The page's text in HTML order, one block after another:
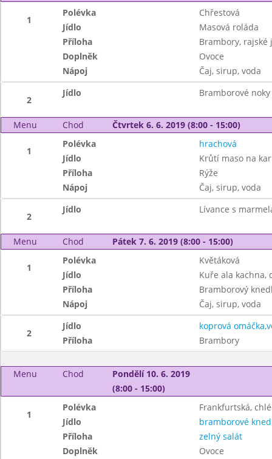
1
Polévka
Chřestová
Jídlo
Masová roláda
Příloha
Brambory, rajské
Doplněk
Ovoce
Nápoj
Čaj, sirup, voda
2
Jídlo Bramborové
Menu Chod Čtvrtek 6. 6. 2019 (8:00 - 15:00)
1
Polévka
hrachová
Jídlo
Krůtí maso na
Příloha
Rýže
Nápoj
Čaj, sirup, voda
2
Jídlo Lívance s
Menu Chod Pátek 7. 6. 2019 (8:00 - 15:00)
1
Polévka
Květáková
Jídlo
Kuře ala kachna,
Příloha
Bramborový
Nápoj
Čaj, sirup, voda
2
Jídlo
koprová
Příloha
Brambory
Menu Chod
Pondělí 10. 6. 2019
(8:00 - 15:00)
1
Polévka
Frankfurtská,
Jídlo
bramborové
Příloha
zelný salát
Doplněk
Ovoce